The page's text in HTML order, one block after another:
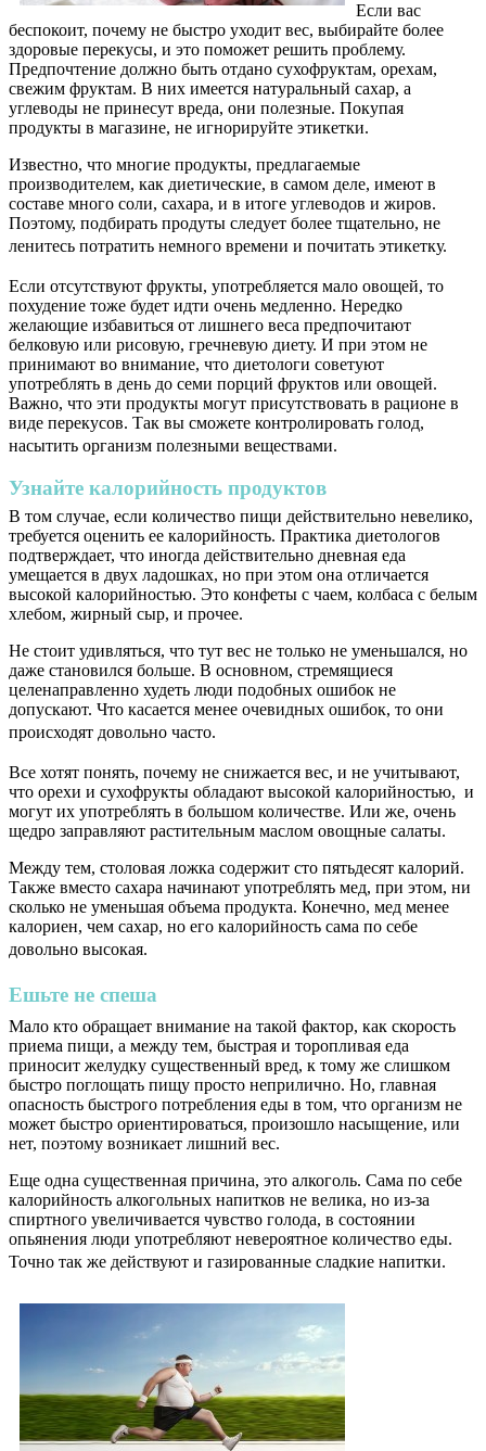
Если вас
беспокоит, почему не быстро уходит вес, выбирайте более
здоровые перекусы, и это поможет решить проблему.
Предпочтение должно быть отдано сухофруктам, орехам,
свежим фруктам. В них имеется натуральный сахар, а
углеводы не принесут вреда, они полезные. Покупая
продукты в магазине, не игнорируйте этикетки.
Известно, что многие продукты, предлагаемые
производителем, как диетические, в самом деле, имеют в
составе много соли, сахара, и в итоге углеводов и жиров.
Поэтому, подбирать продуты следует более тщательно, не
ленитесь потратить немного времени и почитать этикетку.
Если отсутствуют фрукты, употребляется мало овощей, то
похудение тоже будет идти очень медленно. Нередко
желающие избавиться от лишнего веса предпочитают
белковую или рисовую, гречневую диету. И при этом не
принимают во внимание, что диетологи советуют
употреблять в день до семи порций фруктов или овощей.
Важно, что эти продукты могут присутствовать в рационе в
виде перекусов. Так вы сможете контролировать голод,
насытить организм полезными веществами.
Узнайте калорийность продуктов
В том случае, если количество пищи действительно невелико,
требуется оценить ее калорийность. Практика диетологов
подтверждает, что иногда действительно дневная еда
умещается в двух ладошках, но при этом она отличается
высокой калорийностью. Это конфеты с чаем, колбаса с белым
хлебом, жирный сыр, и прочее.
Не стоит удивляться, что тут вес не только не уменьшался, но
даже становился больше. В основном, стремящиеся
целенаправленно худеть люди подобных ошибок не
допускают. Что касается менее очевидных ошибок, то они
происходят довольно часто.
Все хотят понять, почему не снижается вес, и не учитывают,
что орехи и сухофрукты обладают высокой калорийностью, и
могут их употреблять в большом количестве. Или же, очень
щедро заправляют растительным маслом овощные салаты.
Между тем, столовая ложка содержит сто пятьдесят калорий.
Также вместо сахара начинают употреблять мед, при этом, ни
сколько не уменьшая объема продукта. Конечно, мед менее
калориен, чем сахар, но его калорийность сама по себе
довольно высокая.
Ешьте не спеша
Мало кто обращает внимание на такой фактор, как скорость
приема пищи, а между тем, быстрая и торопливая еда
приносит желудку существенный вред, к тому же слишком
быстро поглощать пищу просто неприлично. Но, главная
опасность быстрого потребления еды в том, что организм не
может быстро ориентироваться, произошло насыщение, или
нет, поэтому возникает лишний вес.
Еще одна существенная причина, это алкоголь. Сама по себе
калорийность алкогольных напитков не велика, но из-за
спиртного увеличивается чувство голода, в состоянии
опьянения люди употребляют невероятное количество еды.
Точно так же действуют и газированные сладкие напитки.